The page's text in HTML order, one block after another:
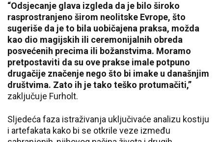
“Odsjecanje glava izgleda da je bilo široko
rasprostranjeno širom neolitske Evrope, što
sugeriše da je to bila uobičajena praksa, možda
kao dio magijskih ili ceremonijalnih obreda
posvećenih precima ili božanstvima. Moramo
pretpostaviti da su ove prakse imale potpuno
drugačije značenje nego što bi imake u današnjim
društvima. Zato ih je tako teško protumačiti,”
zaključuje Furholt.
Sljedeća faza istraživanja uključivaće analizu kostiju
i artefakata kako bi se otkrile veze između